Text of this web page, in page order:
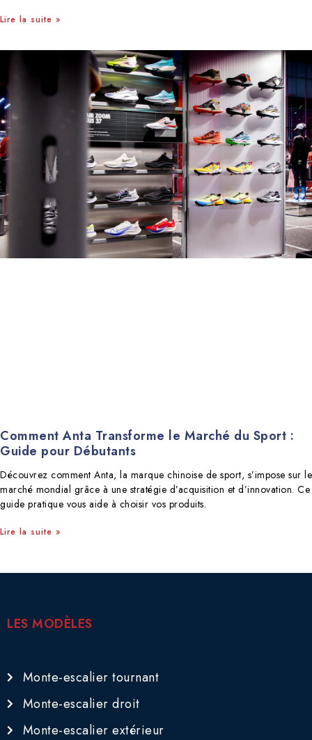
Lire la suite »
Comment Anta Transforme le Marché du Sport :
Guide pour Débutants
Découvrez comment Anta, la marque chinoise de sport, s’impose sur le
marché mondial grâce à une stratégie d’acquisition et d’innovation. Ce
guide pratique vous aide à choisir vos produits.
Lire la suite »
LES MODÈLES
Monte-escalier tournant
Monte-escalier droit
Monte-escalier extérieur